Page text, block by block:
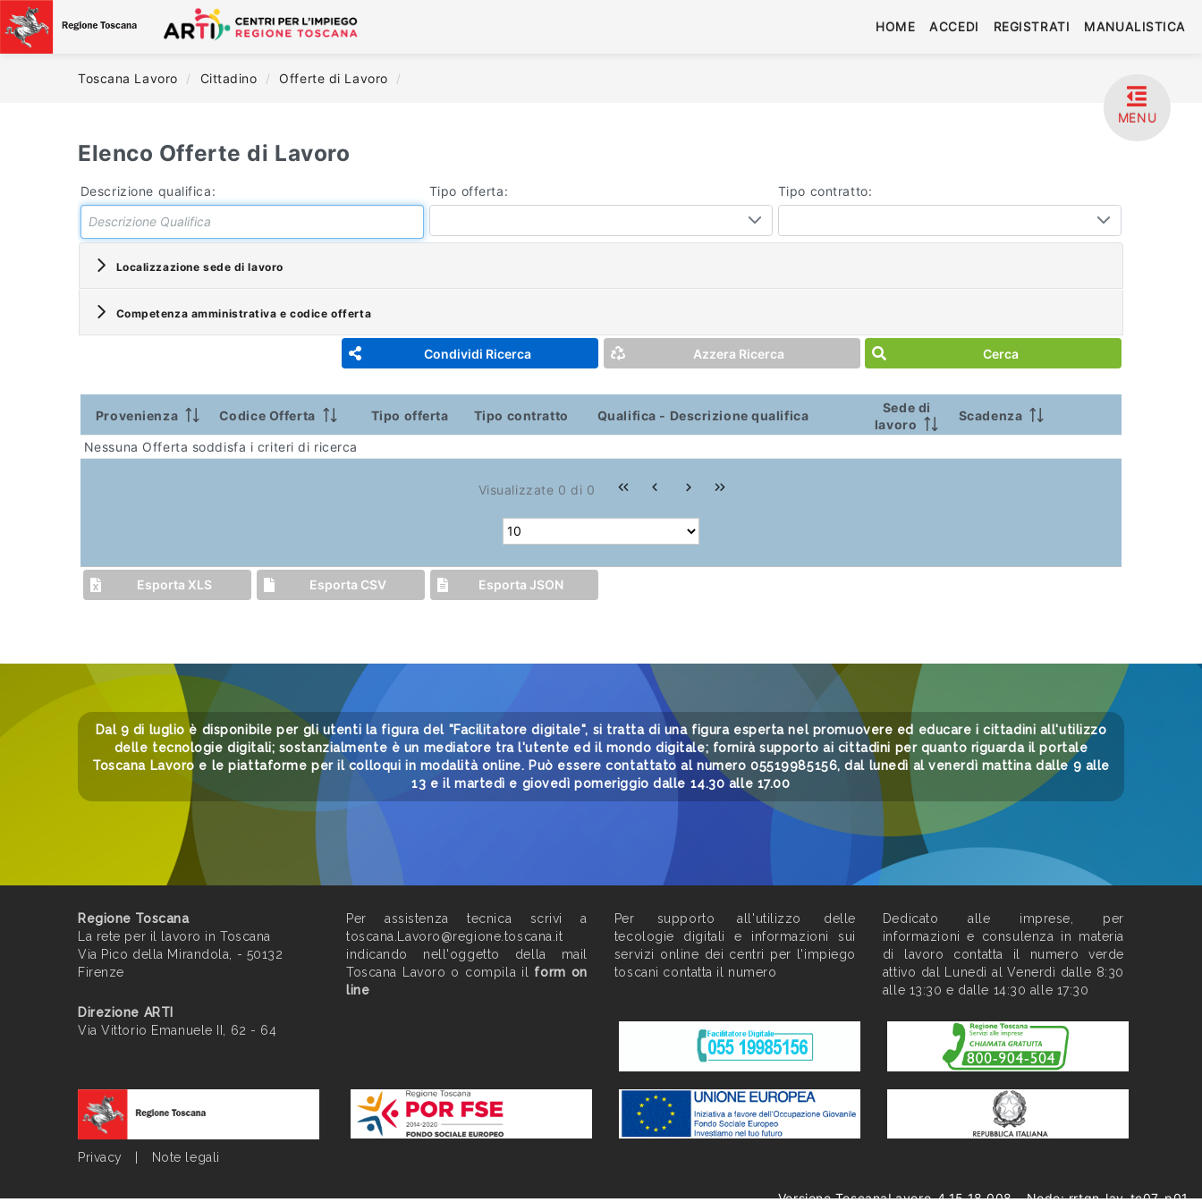
MENU
HOME ACCEDI REGISTRATI MANUALISTICA
Toscana Lavoro / Cittadino / Offerte di Lavoro /
Elenco Offerte di Lavoro
Descrizione qualifica: Tipo offerta: Tipo contratto:
Localizzazione sede di lavoro
Competenza amministrativa e codice offerta
Condividi Ricerca Azzera Ricerca Cerca
Provenienza Codice Offerta Tipo offerta Tipo contratto Qualifica - Descrizione qualifica
Sede di
lavoro
Scadenza
Nessuna Offerta soddisfa i criteri di ricerca
Visualizzate 0 di 0
Esporta XLS Esporta CSV Esporta JSON
Dal 9 di luglio è disponibile per gli utenti la figura del "Facilitatore digitale", si tratta di una figura esperta nel promuovere ed educare i cittadini all'utilizzo
delle tecnologie digitali; sostanzialmente è un mediatore tra l'utente ed il mondo digitale; fornirà supporto ai cittadini per quanto riguarda il portale
Toscana Lavoro e le piattaforme per il colloqui in modalità online. Può essere contattato al numero 05519985156, dal lunedì al venerdì mattina dalle 9 alle
13 e il martedì e giovedì pomeriggio dalle 14.30 alle 17.00
Regione Toscana
La rete per il lavoro in Toscana
Via Pico della Mirandola, - 50132
Firenze
Direzione ARTI
Via Vittorio Emanuele II, 62 - 64
Per assistenza tecnica scrivi a
toscana.Lavoro@regione.toscana.it
indicando nell'oggetto della mail
Toscana Lavoro o compila il form on
line
Per supporto all'utilizzo delle
tecologie digitali e informazioni sui
servizi online dei centri per l'impiego
toscani contatta il numero
Dedicato alle imprese, per
informazioni e consulenza in materia
di lavoro contatta il numero verde
attivo dal Lunedì al Venerdì dalle 8:30
alle 13:30 e dalle 14:30 alle 17:30
Privacy | Note legali
Versione ToscanaLavoro-4.15.18.008 - Nodo: rrtgn-lav-tc07-p01